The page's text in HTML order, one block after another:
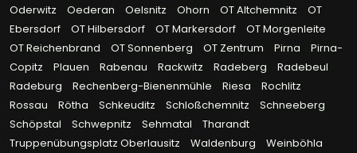
Oderwitz
Oederan Oelsnitz Ohorn OT Altchemnitz
OT
Ebersdorf
OT Hilbersdorf OT Markersdorf
OT Morgenleite
OT Reichenbrand
OT Sonnenberg OT Zentrum Pirna
Pirna-
Copitz
Plauen Rabenau Rackwitz Radeberg
Radebeul
Radeburg
Rechenberg-Bienenmühle Riesa
Rochlitz
Rossau
Rötha Schkeuditz Schloßchemnitz
Schneeberg
Schöpstal
Schwepnitz Sehmatal
Tharandt
Truppenübungsplatz Oberlausitz
Waldenburg
Weinböhla